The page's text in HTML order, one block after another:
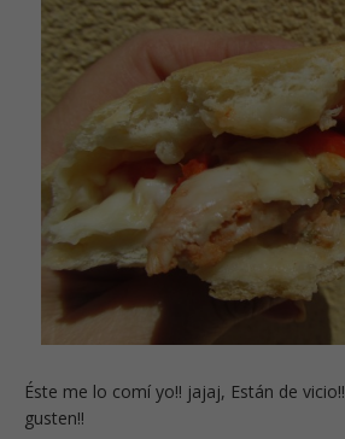
Éste me lo comí yo!! jajaj, Están de
gusten!!